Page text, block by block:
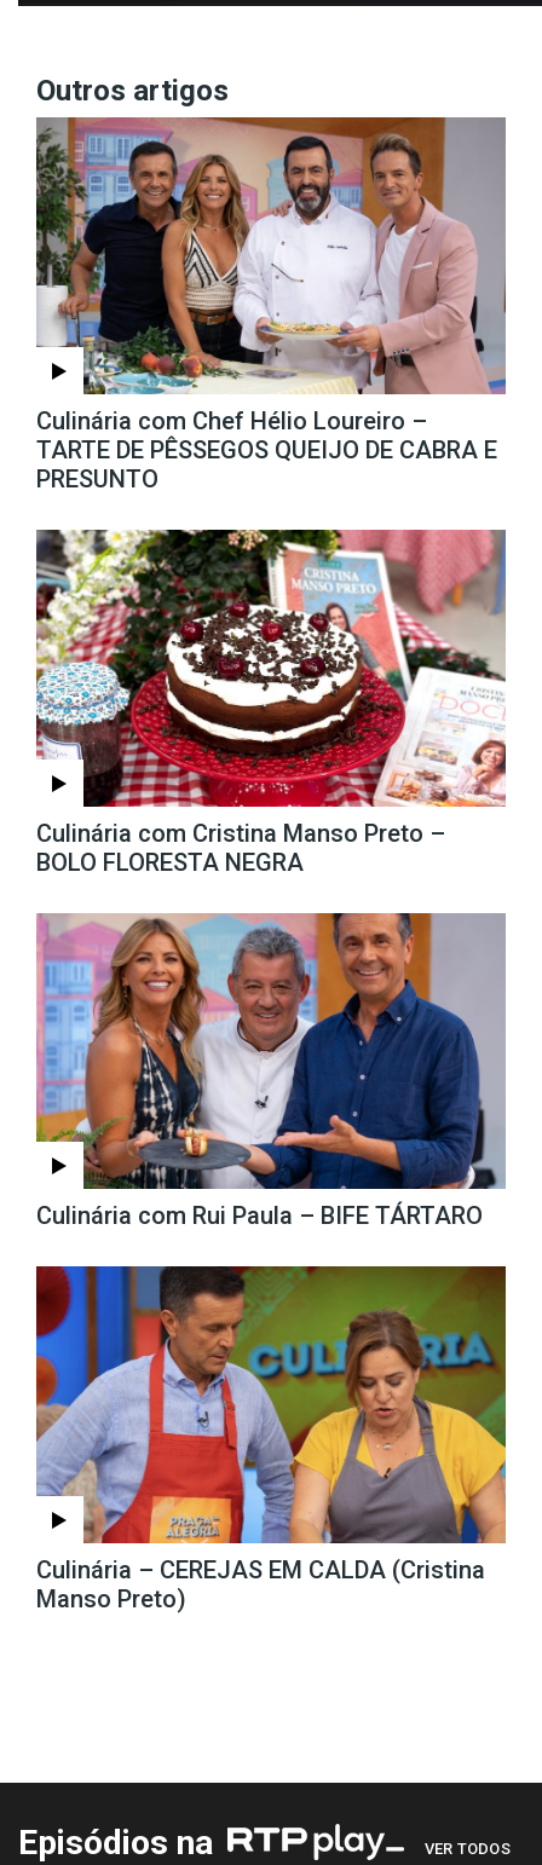
Outros artigos
Culinária com Chef Hélio Loureiro –
TARTE DE PÊSSEGOS QUEIJO DE CABRA E
PRESUNTO
Culinária com Cristina Manso Preto –
BOLO FLORESTA NEGRA
Culinária com Rui Paula – BIFE TÁRTARO
Culinária – CEREJAS EM CALDA (Cristina
Manso Preto)
Episódios na VER TODOS